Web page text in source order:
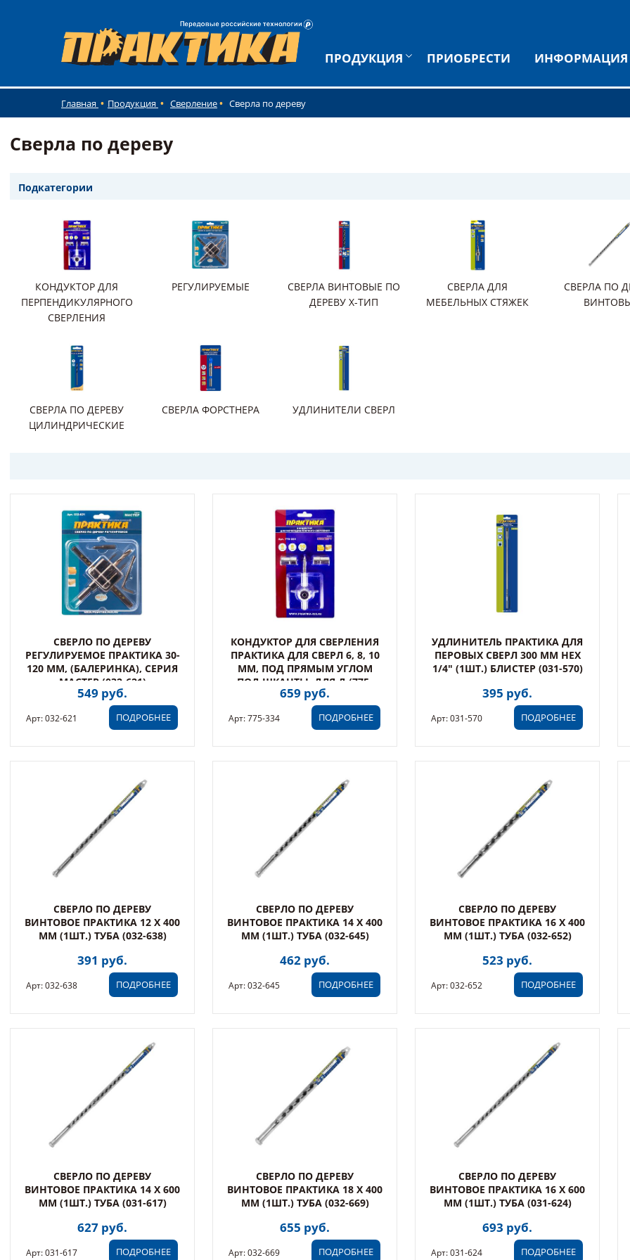
ПРОДУКЦИЯ ПРИОБРЕСТИ ИНФОРМАЦИЯ
Главная Продукция Сверление Сверла по дереву
Сверла по дереву
Подкатегории
КОНДУКТОР ДЛЯ
ПЕРПЕНДИКУЛЯРНОГО
СВЕРЛЕНИЯ
РЕГУЛИРУЕМЫЕ
СВЕРЛА ВИНТОВЫЕ ПО
ДЕРЕВУ X-ТИП
СВЕРЛА ДЛЯ
МЕБЕЛЬНЫХ СТЯЖЕК
СВЕРЛА ПО
СВЕРЛА ПО ДЕРЕВУ
ЦИЛИНДРИЧЕСКИЕ
СВЕРЛА ФОРСТНЕРА УДЛИНИТЕЛИ СВЕРЛ
СВЕРЛО ПО ДЕРЕВУ
РЕГУЛИРУЕМОЕ ПРАКТИКА 30-
120 ММ, (БАЛЕРИНКА), СЕРИЯ
МАСТЕР (032-621)
549 руб.
ПОДРОБНЕЕ
Арт: 032-621
КОНДУКТОР ДЛЯ СВЕРЛЕНИЯ
ПРАКТИКА ДЛЯ СВЕРЛ 6, 8, 10
ММ, ПОД ПРЯМЫМ УГЛОМ
ПОД ШКАНТЫ, ДЛЯ Д (775-
334)
659 руб.
ПОДРОБНЕЕ
Арт: 775-334
УДЛИНИТЕЛЬ ПРАКТИКА ДЛЯ
ПЕРОВЫХ СВЕРЛ 300 ММ HEX
1/4" (1ШТ.) БЛИСТЕР (031-570)
395 руб.
ПОДРОБНЕЕ
Арт: 031-570
СВЕРЛО ПО ДЕРЕВУ
ВИНТОВОЕ ПРАКТИКА 12 Х 400
ММ (1ШТ.) ТУБА (032-638)
391 руб.
ПОДРОБНЕЕ
Арт: 032-638
СВЕРЛО ПО ДЕРЕВУ
ВИНТОВОЕ ПРАКТИКА 14 Х 400
ММ (1ШТ.) ТУБА (032-645)
462 руб.
ПОДРОБНЕЕ
Арт: 032-645
СВЕРЛО ПО ДЕРЕВУ
ВИНТОВОЕ ПРАКТИКА 16 Х 400
ММ (1ШТ.) ТУБА (032-652)
523 руб.
ПОДРОБНЕЕ
Арт: 032-652
СВЕРЛО ПО ДЕРЕВУ
ВИНТОВОЕ ПРАКТИКА 14 Х 600
ММ (1ШТ.) ТУБА (031-617)
627 руб.
ПОДРОБНЕЕ
Арт: 031-617
СВЕРЛО ПО ДЕРЕВУ
ВИНТОВОЕ ПРАКТИКА 18 Х 400
ММ (1ШТ.) ТУБА (032-669)
655 руб.
ПОДРОБНЕЕ
Арт: 032-669
СВЕРЛО ПО ДЕРЕВУ
ВИНТОВОЕ ПРАКТИКА 16 Х 600
ММ (1ШТ.) ТУБА (031-624)
693 руб.
ПОДРОБНЕЕ
Арт: 031-624